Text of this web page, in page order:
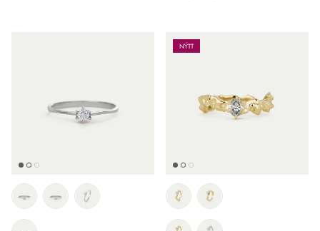
NÝTT